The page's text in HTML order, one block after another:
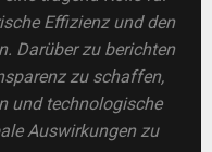
Effizienz und den
Darüber zu berichten
zu schaffen,
und technologische
Auswirkungen zu